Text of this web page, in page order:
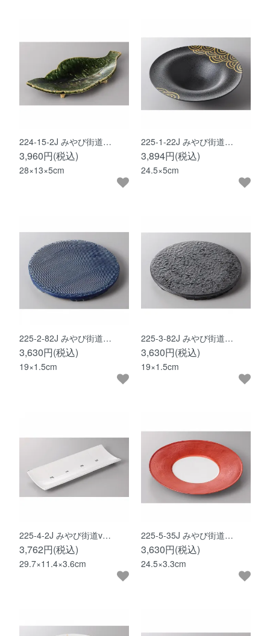
224-15-2J みやび街道…
3,960円(税込)
28×13×5cm
225-1-22J みやび街道…
3,894円(税込)
24.5×5cm
225-2-82J みやび街道…
3,630円(税込)
19×1.5cm
225-3-82J みやび街道…
3,630円(税込)
19×1.5cm
225-4-2J みやび街道v…
3,762円(税込)
29.7×11.4×3.6cm
225-5-35J みやび街道…
3,630円(税込)
24.5×3.3cm